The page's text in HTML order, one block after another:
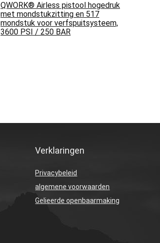
QWORK® Airless pistool hogedruk
met mondstukzitting en 517
mondstuk voor verfspuitsysteem,
3600 PSI / 250 BAR
Verklaringen
Privacybeleid
algemene voorwaarden
Gelieerde openbaarmaking